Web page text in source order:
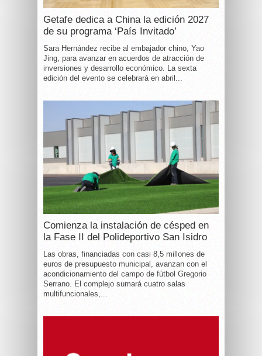
Getafe dedica a China la edición 2027
de su programa ‘País Invitado’
Sara Hernández recibe al embajador chino, Yao
Jing, para avanzar en acuerdos de atracción de
inversiones y desarrollo económico. La sexta
edición del evento se celebrará en abril...
Comienza la instalación de césped en
la Fase II del Polideportivo San Isidro
Las obras, financiadas con casi 8,5 millones de
euros de presupuesto municipal, avanzan con el
acondicionamiento del campo de fútbol Gregorio
Serrano. El complejo sumará cuatro salas
multifuncionales,...